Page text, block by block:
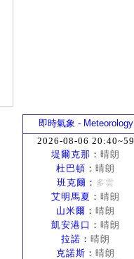
即時氣象 - Meteorology
2026-08-06 20:40~59
堤爾克那 ： 晴朗
杜巴頓 ： 晴朗
班克爾 ： 多雲
艾明馬夏 ： 晴朗
山米爾 ： 晴朗
凱安港口 ： 晴朗
拉諾 ： 晴朗
克諾斯 ： 晴朗